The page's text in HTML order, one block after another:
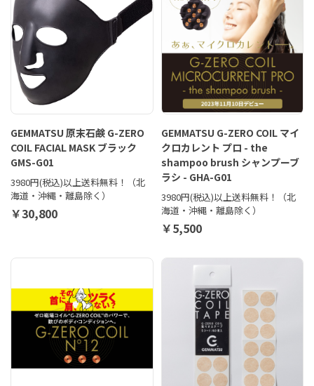
GEMMATSU 原末石鹸 G-ZERO
COIL FACIAL MASK ブラック
GMS-G01
3980円(税込)以上送料無料！（北
海道・沖縄・離島除く）
￥30,800
GEMMATSU G-ZERO COIL マイ
クロカレント プロ - the
shampoo brush シャンプーブ
ラシ - GHA-G01
3980円(税込)以上送料無料！（北
海道・沖縄・離島除く）
￥5,500